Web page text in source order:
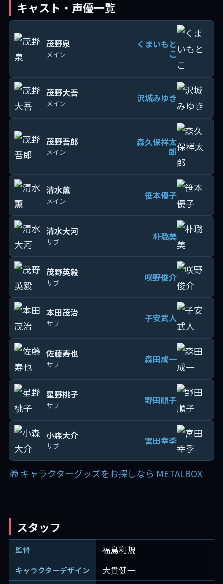
キャスト・声優一覧
茂野泉
メイン
くまいもと
こ
茂野大吾
メイン 沢城みゆき
茂野吾郎
メイン
森久保祥太
郎
清水薫
メイン 笹本優子
清水大河
サブ 朴璐美
茂野英毅
サブ 咲野俊介
本田茂治
サブ 子安武人
佐藤寿也
サブ 森田成一
星野桃子
サブ 野田順子
小森大介
サブ 宮田幸季
🎁 キャラクターグッズをお探しなら METALBOX
スタッフ
監督 福島利規
キャラクターデザイン 大貫健一